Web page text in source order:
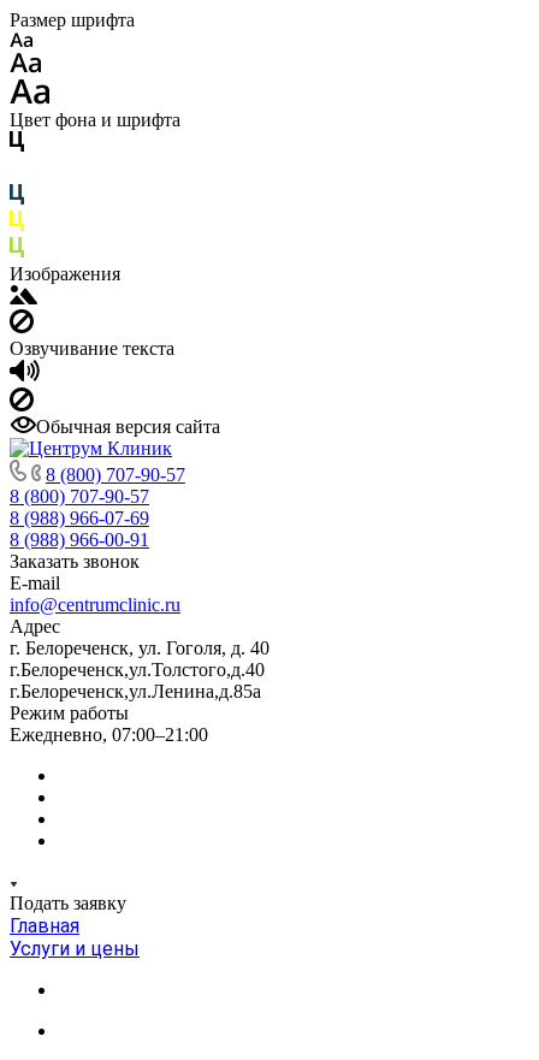
Размер шрифта
Цвет фона и шрифта
Изображения
Озвучивание текста
Обычная версия сайта
8 (800) 707-90-57
8 (800) 707-90-57
8 (988) 966-07-69
8 (988) 966-00-91
Заказать звонок
E-mail
info@centrumclinic.ru
Адрес
г. Белореченск, ул. Гоголя, д. 40
г.Белореченск,ул.Толстого,д.40
г.Белореченск,ул.Ленина,д.85а
Режим работы
Ежедневно, 07:00–21:00
Подать заявку
Главная
Услуги и цены